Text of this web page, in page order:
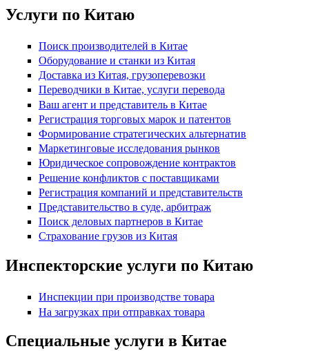
Услуги по Китаю
Поиск производителей в Китае
Оборудование и станки из Китая
Доставка из Китая, грузоперевозки
Переводчики в Китае, услуги перевода
Ваш агент и представитель в Китае
Регистрация торговых марок и патентов
Формирование стратегических альтернатив
Маркетинговые исследования рынков
Юридическое сопровождение контрактов
Решение конфликтов с поставщиками
Регистрация компаний и представительств
Представительство в суде, арбитраж
Поиск деловых партнеров в Китае
Страхование грузов из Китая
Инспекторские услуги по Китаю
Инспекции при производстве товара
На загрузках при отправках товара
Специальные услуги в Китае